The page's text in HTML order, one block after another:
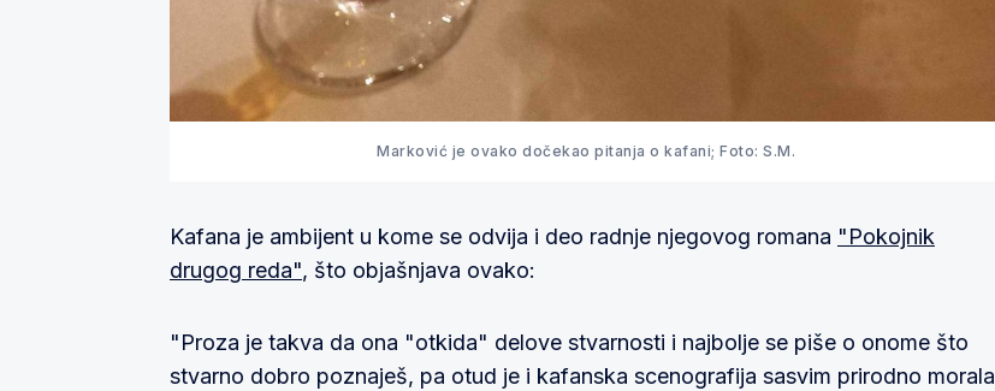
Marković je ovako dočekao pitanja o kafani; Foto: S.M.
Kafana je ambijent u kome se odvija i deo radnje njegovog romana "Pokojnik
drugog reda", što objašnjava ovako:
"Proza je takva da ona "otkida" delove stvarnosti i najbolje se piše o onome što
stvarno dobro poznaješ, pa otud je i kafanska scenografija sasvim prirodno morala